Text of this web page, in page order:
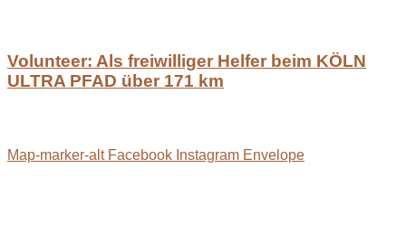
Volunteer: Als freiwilliger Helfer beim KÖLN
ULTRA PFAD über 171 km
Map-marker-alt Facebook Instagram Envelope